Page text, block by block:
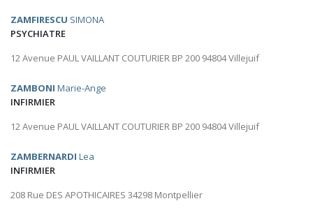
ZAMFIRESCU SIMONA
PSYCHIATRE
12 Avenue PAUL VAILLANT COUTURIER BP 200 94804 Villejuif
ZAMBONI Marie-Ange
INFIRMIER
12 Avenue PAUL VAILLANT COUTURIER BP 200 94804 Villejuif
ZAMBERNARDI Lea
INFIRMIER
208 Rue DES APOTHICAIRES 34298 Montpellier